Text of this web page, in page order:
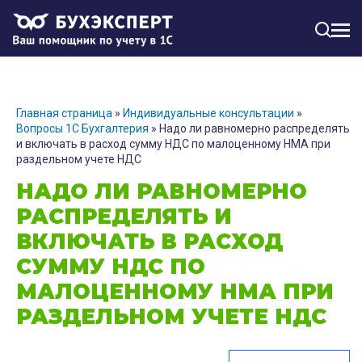
Главная страница » Индивидуальные консультации »
Вопросы 1С Бухгалтерия » Надо ли равномерно распределять
и включать в расход сумму НДС по малоценному НМА при
раздельном учете НДС
НАДО ЛИ РАВНОМЕРНО
РАСПРЕДЕЛЯТЬ И
ВКЛЮЧАТЬ В РАСХОД
СУММУ НДС ПО
МАЛОЦЕННОМУ НМА ПРИ
РАЗДЕЛЬНОМ УЧЕТЕ НДС